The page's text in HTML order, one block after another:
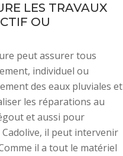
LES TRAVAUX
OU
peut assurer tous
individuel ou
des eaux pluviales et
les réparations au
et aussi pour
Cadolive, il peut intervenir
il a tout le matériel